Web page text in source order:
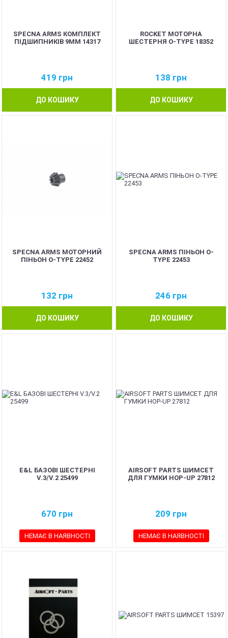
SPECNA ARMS КОМПЛЕКТ
ПІДШИПНИКІВ 9MM 14317
419 грн
ДО КОШИКУ
ROCKET МОТОРНА
ШЕСТЕРНЯ O-TYPE 18352
138 грн
ДО КОШИКУ
SPECNA ARMS МОТОРНИЙ
ПІНЬОН O-TYPE 22452
132 грн
ДО КОШИКУ
SPECNA ARMS ПІНЬОН O-
TYPE 22453
246 грн
ДО КОШИКУ
E&L БАЗОВІ ШЕСТЕРНІ
V.3/V.2 25499
670 грн
НЕМАЄ В НАЯВНОСТІ
AIRSOFT PARTS ШИМСЕТ
ДЛЯ ГУМКИ HOP-UP 27812
209 грн
НЕМАЄ В НАЯВНОСТІ